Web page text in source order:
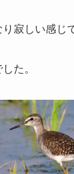
寂しい感じ
た。